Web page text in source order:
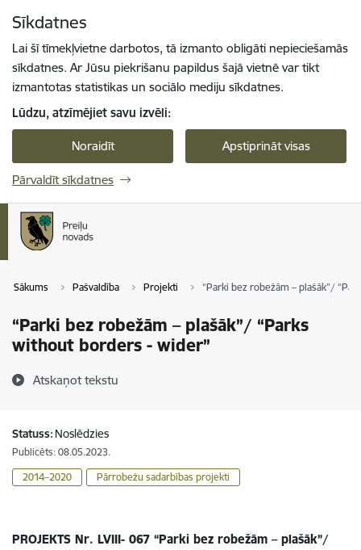
Sīkdatnes
Lai šī tīmekļvietne darbotos, tā izmanto obligāti nepieciešamās
sīkdatnes. Ar Jūsu piekrišanu papildus šajā vietnē var tikt
izmantotas statistikas un sociālo mediju sīkdatnes.
Lūdzu, atzīmējiet savu izvēli:
Noraidīt Apstiprināt visas
Pārvaldīt sīkdatnes
Sākums Pašvaldība Projekti “Parki bez robežām – plašāk”/
“Parki bez robežām – plašāk”/ “Parks
without borders - wider”
Atskaņot tekstu
Statuss: Noslēdzies
Publicēts: 08.05.2023.
2014–2020 Pārrobežu sadarbības projekti
PROJEKTS Nr. LVIII- 067 “Parki bez robežām – plašāk”/